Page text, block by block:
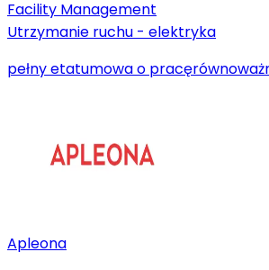
Facility Management
Utrzymanie ruchu - elektryka
pełny etatumowa o pracę
Apleona